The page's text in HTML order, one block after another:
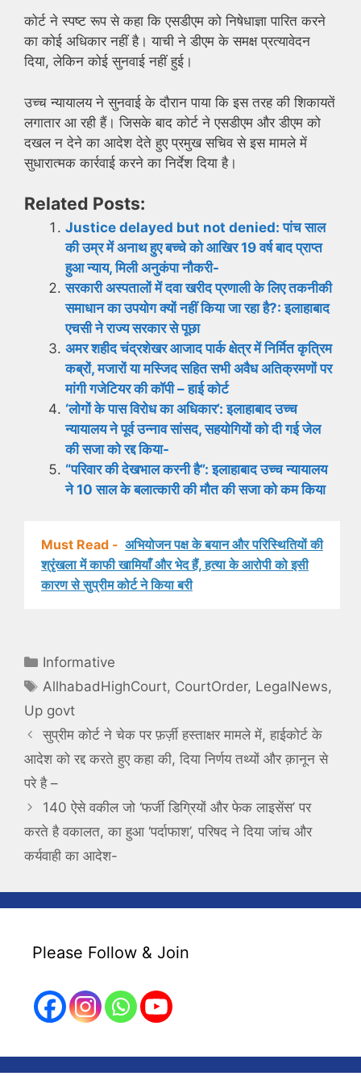
कोर्ट ने स्पष्ट रूप से कहा कि एसडीएम को निषेधाज्ञा पारित करने
का कोई अधिकार नहीं है। याची ने डीएम के समक्ष प्रत्यावेदन
दिया, लेकिन कोई सुनवाई नहीं हुई।
उच्च न्यायालय ने सुनवाई के दौरान पाया कि इस तरह की शिकायतें
लगातार आ रही हैं। जिसके बाद कोर्ट ने एसडीएम और डीएम को
दखल न देने का आदेश देते हुए प्रमुख सचिव से इस मामले में
सुधारात्मक कार्रवाई करने का निर्देश दिया है।
Related Posts:
Justice delayed but not denied: पांच साल
की उम्र में अनाथ हुए बच्चे को आखिर 19 वर्ष बाद प्राप्त
हुआ न्याय, मिली अनुकंपा नौकरी-
सरकारी अस्पतालों में दवा खरीद प्रणाली के लिए तकनीकी
समाधान का उपयोग क्यों नहीं किया जा रहा है?: इलाहाबाद
एचसी ने राज्य सरकार से पूछा
अमर शहीद चंद्रशेखर आजाद पार्क क्षेत्र में निर्मित कृत्रिम
कब्रों, मजारों या मस्जिद सहित सभी अवैध अतिक्रमणों पर
मांगी गजेटियर की कॉपी – हाई कोर्ट
‘लोगों के पास विरोध का अधिकार’: इलाहाबाद उच्च
न्यायालय ने पूर्व उन्नाव सांसद, सहयोगियों को दी गई जेल
की सजा को रद्द किया-
“परिवार की देखभाल करनी है”: इलाहाबाद उच्च न्यायालय
ने 10 साल के बलात्कारी की मौत की सजा को कम किया
Must Read - अभियोजन पक्ष के बयान और परिस्थितियों की
श्रृंखला में काफी खामियाँ और भेद हैं, हत्या के आरोपी को इसी
कारण से सुप्रीम कोर्ट ने किया बरी
Categories
Informative
Tags
AllhabadHighCourt, CourtOrder, LegalNews,
Up govt
सुप्रीम कोर्ट ने चेक पर फ़र्ज़ी हस्ताक्षर मामले में, हाईकोर्ट के
आदेश को रद्द करते हुए कहा की, दिया निर्णय तथ्यों और क़ानून से
परे है –
140 ऐसे वकील जो ‘फर्जी डिग्रियों और फेक लाइसेंस’ पर
करते है वकालत, का हुआ ‘पर्दाफाश’, परिषद ने दिया जांच और
कर्यवाही का आदेश-
Please Follow & Join